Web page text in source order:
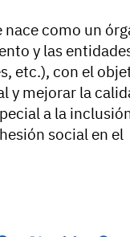
nace como un
y las
etc.), con el
y mejorar la
a la
social en el